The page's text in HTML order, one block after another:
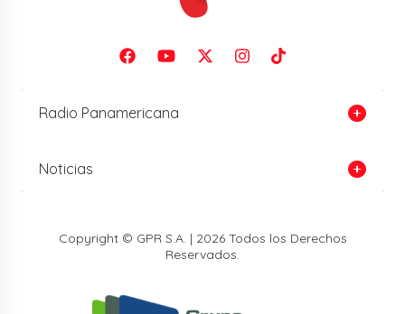
Radio Panamericana
Noticias
Copyright © GPR S.A. | 2026 Todos los Derechos
Reservados.